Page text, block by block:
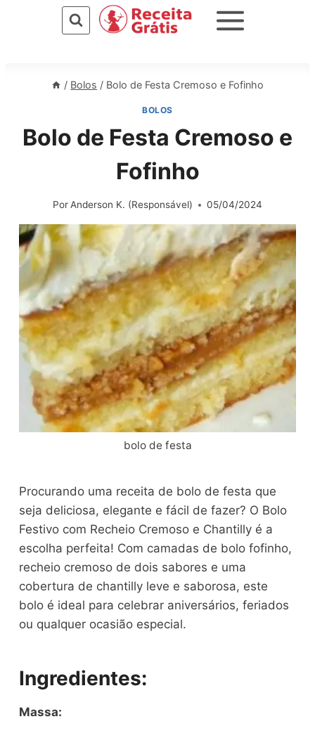
/ Bolos / Bolo de Festa Cremoso e Fofinho
BOLOS
Bolo de Festa Cremoso e
Fofinho
PorAnderson K. (Responsável) 05/04/2024
bolo de festa
Procurando uma receita de bolo de festa que
seja deliciosa, elegante e fácil de fazer? O Bolo
Festivo com Recheio Cremoso e Chantilly é a
escolha perfeita! Com camadas de bolo fofinho,
recheio cremoso de dois sabores e uma
cobertura de chantilly leve e saborosa, este
bolo é ideal para celebrar aniversários, feriados
ou qualquer ocasião especial.
Ingredientes:
Massa: